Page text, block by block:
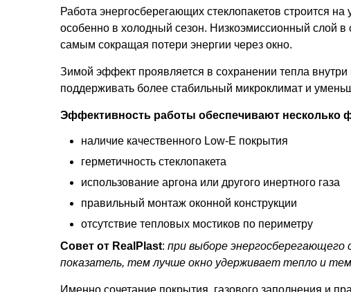
Работа энергосберегающих стеклопакетов строится
особенно в холодный сезон. Низкоэмиссионный слой в
самым сокращая потери энергии через окно.
Зимой эффект проявляется в сохранении тепла
поддерживать более стабильный микроклимат и
Эффективность работы обеспечивают несколько
наличие качественного Low-E покрытия
герметичность стеклопакета
использование аргона или другого инертного газа
правильный монтаж оконной конструкции
отсутствие тепловых мостиков по периметру
Совет от RealPlast: при выборе
показатель, тем лучше окно удерживает тепло и